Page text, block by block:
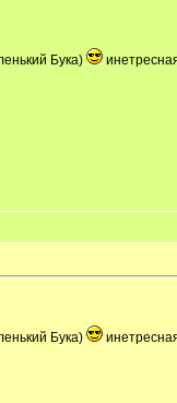
Бука)
Бука)